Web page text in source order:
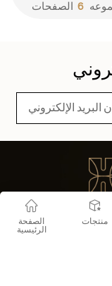
6 الصفحات
الصفحة
الرئيسية
منتجات